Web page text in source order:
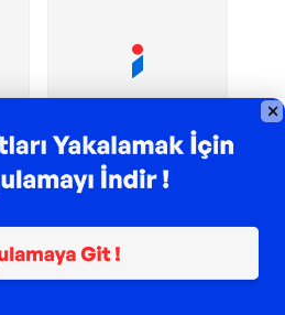
TROY ile 200 TL İndirim
Apple